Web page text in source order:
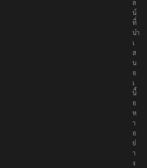
ล
น์
ที่
นำ
เ
ส
น
อ
เ
นื้
อ
ห
า
อ
ย่
า
ง